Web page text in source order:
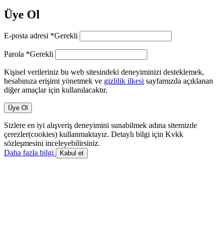
Üye Ol
E-posta adresi *Gerekli
Parola *Gerekli
Kişisel verileriniz bu web sitesindeki deneyiminizi desteklemek,
hesabınıza erişimi yönetmek ve gizlilik ilkesi sayfamızda açıklanan
diğer amaçlar için kullanılacaktır.
Üye Ol
Sizlere en iyi alışveriş deneyimini sunabilmek adına sitemizde
çerezler(cookies) kullanmaktayız. Detaylı bilgi için Kvkk
sözleşmesini inceleyebilirsiniz.
Daha fazla bilgi
Kabul et